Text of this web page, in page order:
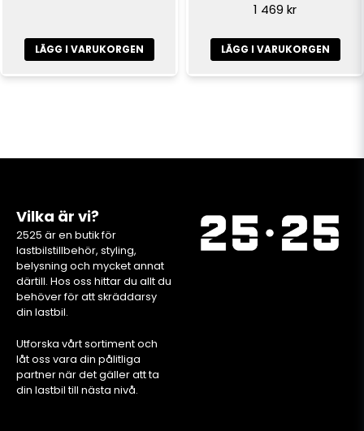
LÄGG I VARUKORGEN
1 469 kr
LÄGG I VARUKORGEN
Vilka är vi?
2525 är en butik för
lastbilstillbehör, styling,
belysning och mycket annat
därtill. Hos oss hittar du allt du
behöver för att skräddarsy
din lastbil.
Utforska vårt sortiment och
låt oss vara din pålitliga
partner när det gäller att ta
din lastbil till nästa nivå.